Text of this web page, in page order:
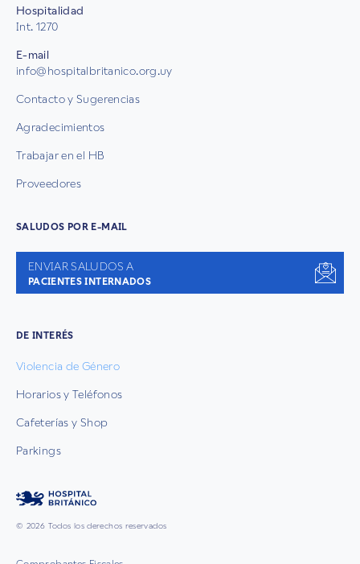
Hospitalidad
Int. 1270
E-mail
info@hospitalbritanico.org.uy
Contacto y Sugerencias
Agradecimientos
Trabajar en el HB
Proveedores
SALUDOS POR E-MAIL
ENVIAR SALUDOS A
PACIENTES INTERNADOS
DE INTERÉS
Violencia de Género
Horarios y Teléfonos
Cafeterías y Shop
Parkings
© 2026 Todos los derechos reservados